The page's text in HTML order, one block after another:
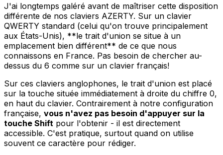
J'ai longtemps galéré avant de maîtriser cette disposition
différente de nos claviers AZERTY. Sur un clavier
QWERTY standard (celui qu'on trouve principalement
aux États-Unis), **le trait d'union se situe à un
emplacement bien différent** de ce que nous
connaissons en France. Pas besoin de chercher au-
dessus du 6 comme sur un clavier français!
Sur ces claviers anglophones, le trait d'union est placé
sur la touche située immédiatement à droite du chiffre 0,
en haut du clavier. Contrairement à notre configuration
française, vous n'avez pas besoin d'appuyer sur la
touche Shift pour l'obtenir - il est directement
accessible. C'est pratique, surtout quand on utilise
souvent ce caractère pour rédiger.